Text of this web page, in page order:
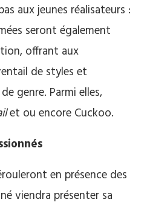
aux jeunes réalisateurs :
seront également
offrant aux
de styles et
genre. Parmi elles,
et ou encore Cuckoo.
en présence des
viendra présenter sa